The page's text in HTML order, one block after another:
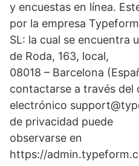
y encuestas en línea.
por la empresa Typeform
SL: la cual se encuentra
de Roda, 163, local,
08018 – Barcelona
contactarse a través del
electrónico
de privacidad puede
observarse en
https://